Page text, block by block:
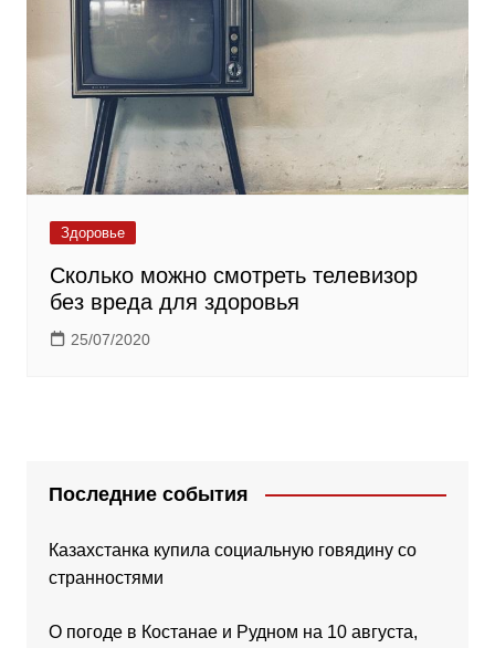
Здоровье
Сколько можно смотреть телевизор
без вреда для здоровья
25/07/2020
Последние события
Казахстанка купила социальную говядину со
странностями
О погоде в Костанае и Рудном на 10 августа,